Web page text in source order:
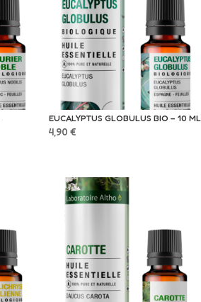
EUCALYPTUS GLOBULUS BIO – 10 ML
4,90 €